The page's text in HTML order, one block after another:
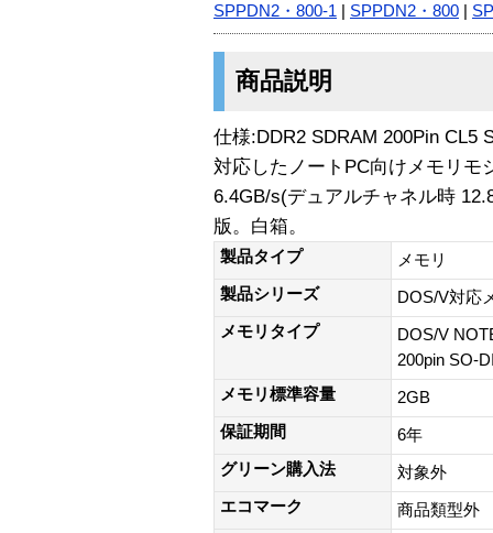
SPPDN2・800-1 SPPDN2・800
商品説明
仕様:DDR2 SDRAM 200Pin CL5
対応したノートPC向けメモリモ
6.4GB/s(デュアルチャネル時
版。白箱。
製品タイプ
メモリ
製品シリーズ
DOS/V対応
メモリタイプ
DOS/V
200pin SO-
メモリ標準容量
2GB
保証期間
6年
グリーン購入法
対象外
エコマーク
商品類型外